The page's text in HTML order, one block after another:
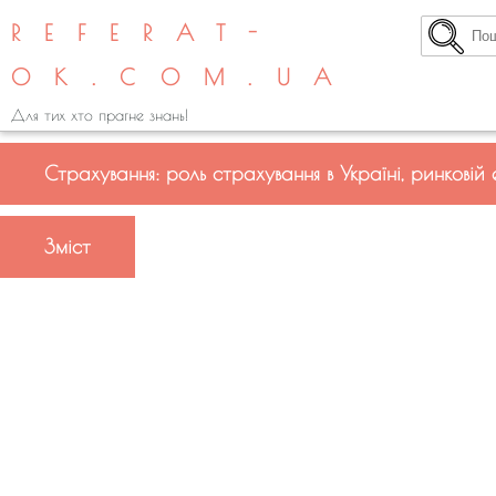
REFERAT-
OK.COM.UA
Для тих хто прагне знань!
Страхування: роль страхування в Україні, ринковій
Зміст